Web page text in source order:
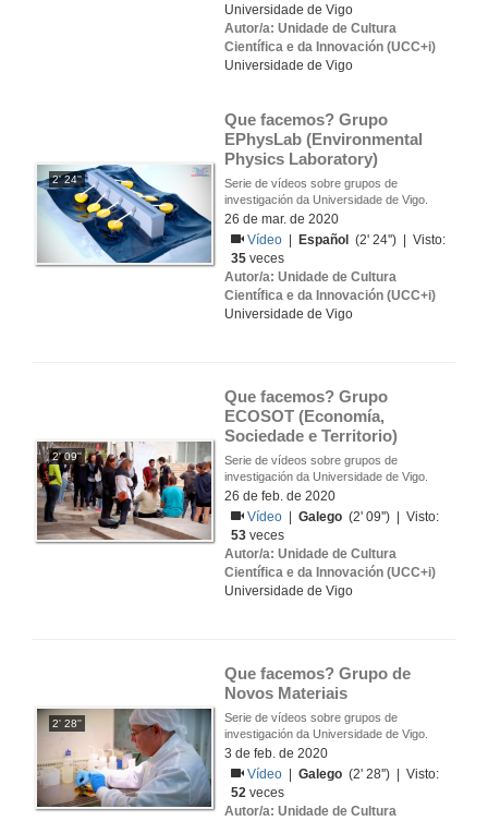
Universidade de Vigo
Autor/a: Unidade de Cultura
Científica e da Innovación (UCC+i)
Universidade de Vigo
2' 24''
Que facemos? Grupo
EPhysLab (Environmental
Physics Laboratory)
Serie de vídeos sobre grupos de
investigación da Universidade de Vigo.
26 de mar. de 2020
Vídeo
Español
(2' 24'') | Visto:
35 veces
Autor/a: Unidade de Cultura
Científica e da Innovación (UCC+i)
Universidade de Vigo
2' 09''
Que facemos? Grupo
ECOSOT (Economía,
Sociedade e Territorio)
Serie de vídeos sobre grupos de
investigación da Universidade de Vigo.
26 de feb. de 2020
Vídeo
|Galego (2' 09'') | Visto:
53 veces
Autor/a: Unidade de Cultura
Científica e da Innovación (UCC+i)
Universidade de Vigo
2' 28''
Que facemos? Grupo de
Novos Materiais
Serie de vídeos sobre grupos de
investigación da Universidade de Vigo.
3 de feb. de 2020
Vídeo
|Galego (2' 28'') | Visto:
52 veces
Autor/a: Unidade de Cultura